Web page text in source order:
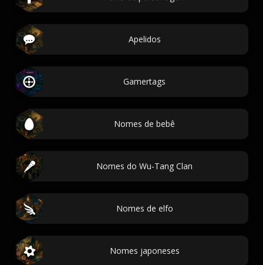
Apelidos
Gamertags
Nomes de bebê
Nomes do Wu-Tang Clan
Nomes de elfo
Nomes japoneses